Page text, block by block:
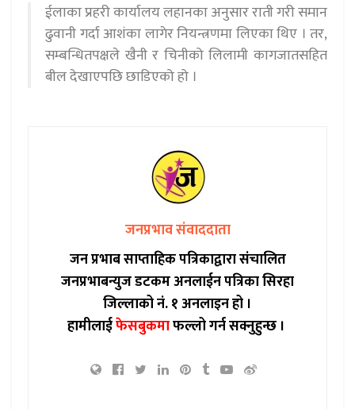
ईलाका प्रहरी कार्यालय लहानका अनुसार राती गरी समान
ढुवानी गर्दा आशंका लागेर नियन्त्रणमा लिएका थिए । तर,
सम्बन्धितपक्षले खैनी र चिनीको लिलामी कागजातसहित
बील देखाएपछि छाडिएको हो ।
जनप्रभाव संवाददाता
जन प्रभाब साप्ताहिक पत्रिकाद्वारा संचालित
जनप्रभाबन्युज डटकम अनलाईन पत्रिका सिरहा
जिल्लाको नं. १ अनलाइन हो ।
हामीलाईफेसबुकमाफल्लो गर्न सक्नुहुन्छ ।